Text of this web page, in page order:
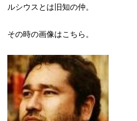
ルシウスとは旧知の仲。
その時の画像はこちら。